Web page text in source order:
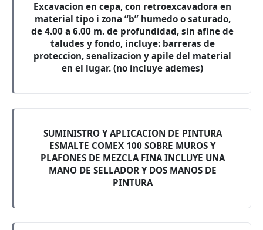
Excavacion en cepa, con retroexcavadora en
material tipo i zona “b” humedo o saturado,
de 4.00 a 6.00 m. de profundidad, sin afine de
taludes y fondo, incluye: barreras de
proteccion, senalizacion y apile del material
en el lugar. (no incluye ademes)
SUMINISTRO Y APLICACION DE PINTURA
ESMALTE COMEX 100 SOBRE MUROS Y
PLAFONES DE MEZCLA FINA INCLUYE UNA
MANO DE SELLADOR Y DOS MANOS DE
PINTURA